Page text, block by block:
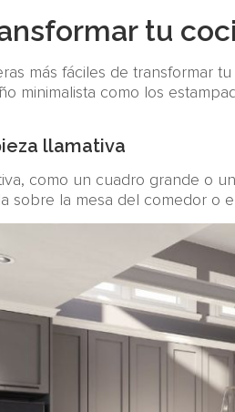
tu
más fáciles de transformar
minimalista como los
llamativa
como un cuadro grande o
sobre la mesa del comedor o